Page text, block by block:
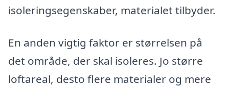
isoleringsegenskaber, materialet tilbyder.
En anden vigtig faktor er størrelsen på
det område, der skal isoleres. Jo større
loftareal, desto flere materialer og mere